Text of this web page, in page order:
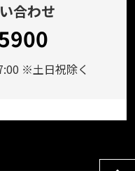
合わせ
※土日祝除く